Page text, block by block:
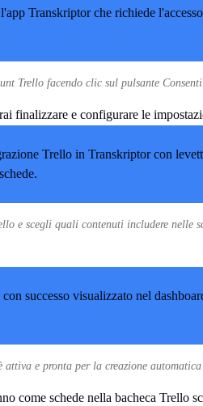
Trello facendo clic sul pulsante Consenti.
finalizzare e configurare le
e scegli quali contenuti includere nelle
e pronta per la creazione automatica
come schede nella bacheca Trello